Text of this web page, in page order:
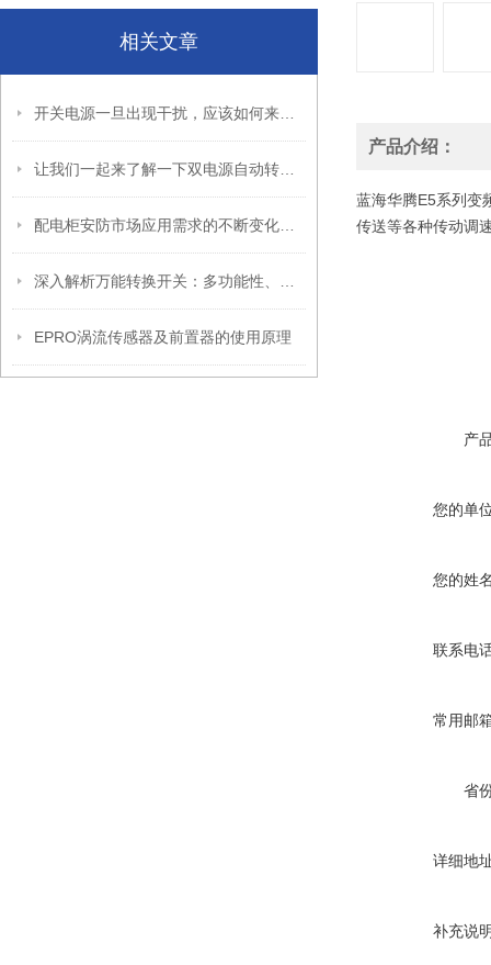
相关文章
EPRO涡流传感器及前置器的使用原理
产品介绍：
蓝海华腾E5系列变
传送等各种传动调
产
您的单
您的姓
联系电
常用邮
省
详细地
补充说